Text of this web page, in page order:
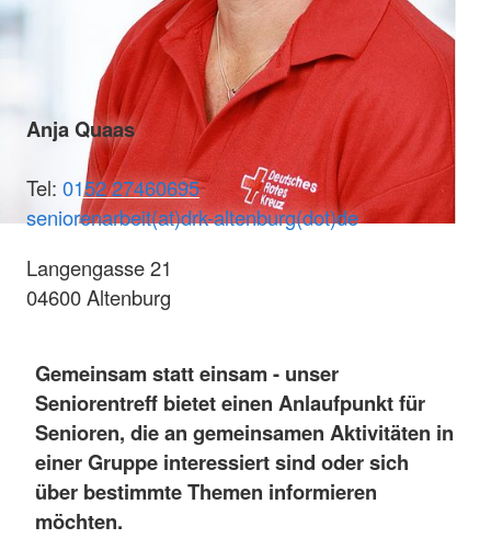
Anja Quaas
Tel: 0152 27460695
seniorenarbeit(at)drk-altenburg(dot)de
Langengasse 21
04600 Altenburg
Gemeinsam statt einsam - unser
Seniorentreff bietet einen Anlaufpunkt für
Senioren, die an gemeinsamen Aktivitäten in
einer Gruppe interessiert sind oder sich
über bestimmte Themen informieren
möchten.